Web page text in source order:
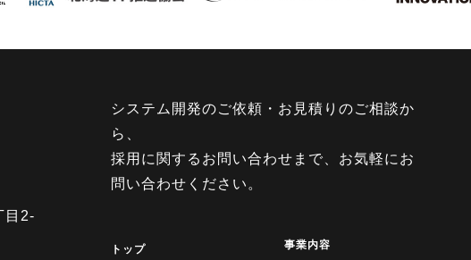
目2-
システム開発のご依頼・お見積りのご相談か
ら、
採用に関するお問い合わせまで、お気軽にお
問い合わせください。
トップ 事業内容